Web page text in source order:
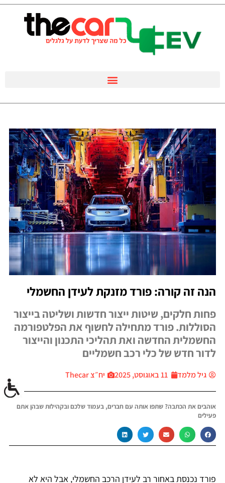
הנה זה קורה: פורד מזנקת לעידן החשמלי
פחות חלקים, שיטות ייצור חדשות ושליטה בייצור
הסוללות. פורד מתחילה לחשוף את הפלטפורמה
החשמלית החדשה ואת תהליכי התכנון והייצור
לדור חדש של כלי רכב חשמליים
גיל מלמד 11 באוגוסט, 2025 יח״צ Thecar
אוהבים את הכתבה? שתפו אותה עם חברים, בעמוד שלכם ובקהילות שבהן אתם
פעילים
פורד נכנסת באחור רב לעידן הרכב החשמלי, אבל היא לא